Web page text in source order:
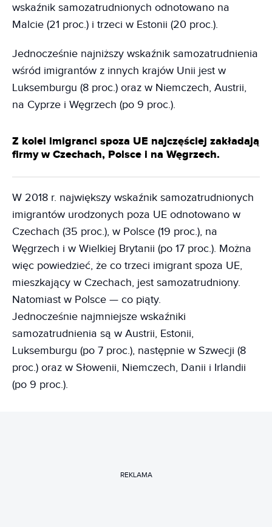
wskaźnik samozatrudnionych odnotowano na
Malcie (21 proc.) i trzeci w Estonii (20 proc.).
Jednocześnie najniższy wskaźnik samozatrudnienia
wśród imigrantów z innych krajów Unii jest w
Luksemburgu (8 proc.) oraz w Niemczech, Austrii,
na Cyprze i Węgrzech (po 9 proc.).
Z kolei imigranci spoza UE najczęściej zakładają
firmy w Czechach, Polsce i na Węgrzech.
W 2018 r. największy wskaźnik samozatrudnionych
imigrantów urodzonych poza UE odnotowano w
Czechach (35 proc.), w Polsce (19 proc.), na
Węgrzech i w Wielkiej Brytanii (po 17 proc.). Można
więc powiedzieć, że co trzeci imigrant spoza UE,
mieszkający w Czechach, jest samozatrudniony.
Natomiast w Polsce — co piąty.
Jednocześnie najmniejsze wskaźniki
samozatrudnienia są w Austrii, Estonii,
Luksemburgu (po 7 proc.), następnie w Szwecji (8
proc.) oraz w Słowenii, Niemczech, Danii i Irlandii
(po 9 proc.).
REKLAMA